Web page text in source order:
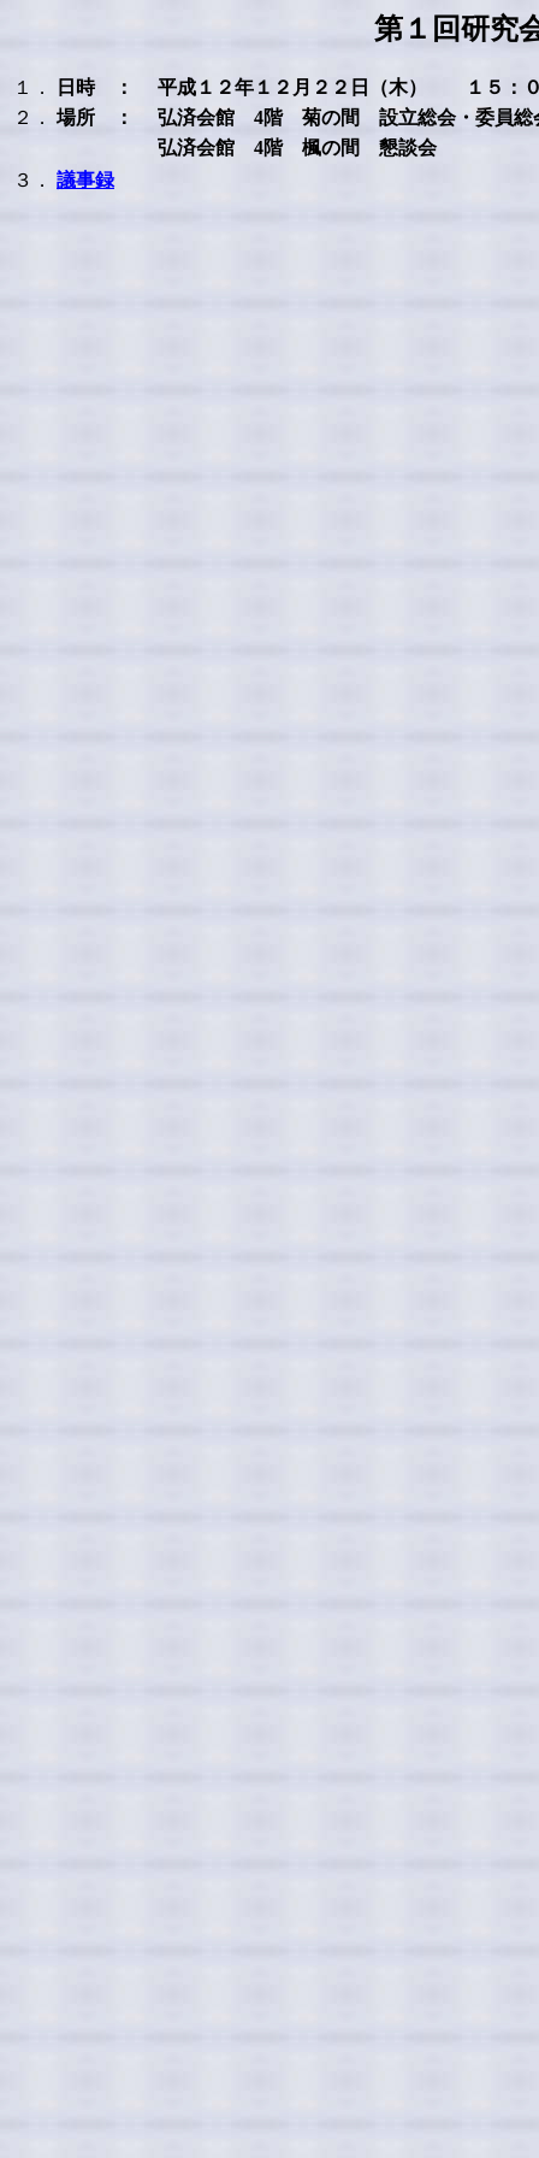
第１回研究
１． 日時 ：
平成１２年１２月２２日（木） １５：
２．
場所 ：
弘済会館 4階 菊の間 設立総会・委員総
弘済会館 4階 楓の間 懇談会
３．
議事録